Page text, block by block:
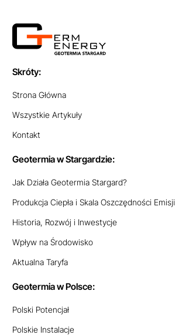
Skróty:
Strona Główna
Wszystkie Artykuły
Kontakt
Geotermia w Stargardzie:
Jak Działa Geotermia Stargard?
Produkcja Ciepła i Skala Oszczędności Emisji
Historia, Rozwój i Inwestycje
Wpływ na Środowisko
Aktualna Taryfa
Geotermia w Polsce:
Polski Potencjał
Polskie Instalacje